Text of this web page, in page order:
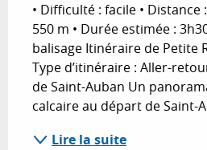
• Difficulté : facile • Distance
550 m • Durée estimée :
balisage Itinéraire de Petite
Type d’itinéraire : Aller-
de Saint-Auban Un
calcaire au départ de Saint-
Lire la suite